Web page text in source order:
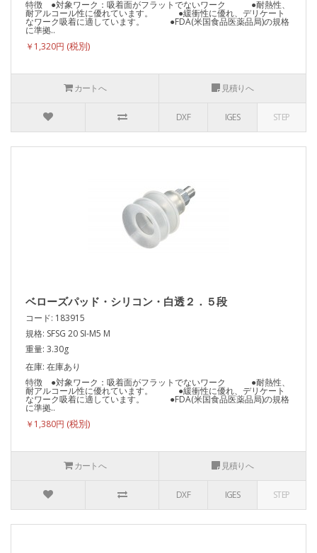
特徴 ●対象ワーク：吸着面がフラットでないワーク ●耐熱性、
耐アルコール性に優れています。 ●緩衝性に優れ、デリケート
なワーク吸着に適しています。 ●FDA(米国食品医薬品局)の規格
に準拠..
￥1,320円
カートへ 見積りへ
DXF IGES STEP
ベローズパッド・シリコン・白透２．５段
コード: 183915
規格: SFSG 20 SI-M5 M
重量: 3.30g
在庫: 在庫あり
特徴 ●対象ワーク：吸着面がフラットでないワーク ●耐熱性、
耐アルコール性に優れています。 ●緩衝性に優れ、デリケート
なワーク吸着に適しています。 ●FDA(米国食品医薬品局)の規格
に準拠..
￥1,380円
カートへ 見積りへ
DXF IGES STEP